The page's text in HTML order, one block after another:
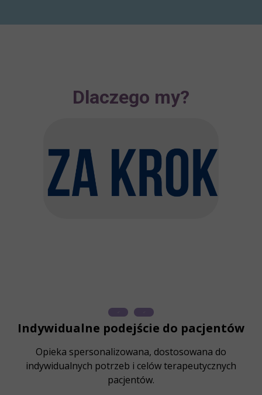
Dlaczego my?
Indywidualne podejście do pacjentów
Opieka spersonalizowana, dostosowana do
indywidualnych potrzeb i celów terapeutycznych
pacjentów.